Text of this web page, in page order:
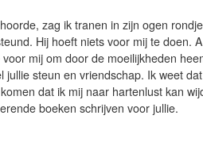
zag ik tranen in zijn ogen
Hij hoeft niets voor mij te doen.
mij om door de moeilijkheden
jullie steun en vriendschap. Ik weet
dat ik mij naar hartenlust kan
boeken schrijven voor jullie.